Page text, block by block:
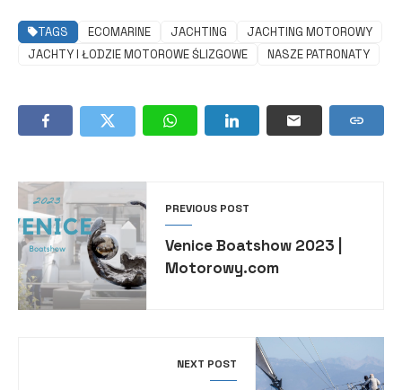
TAGS ECOMARINE JACHTING
JACHTING MOTOROWY
JACHTY I ŁODZIE MOTOROWE ŚLIZGOWE
NASZE PATRONATY
PREVIOUS POST
Venice Boatshow 2023 |
Motorowy.com
NEXT POST